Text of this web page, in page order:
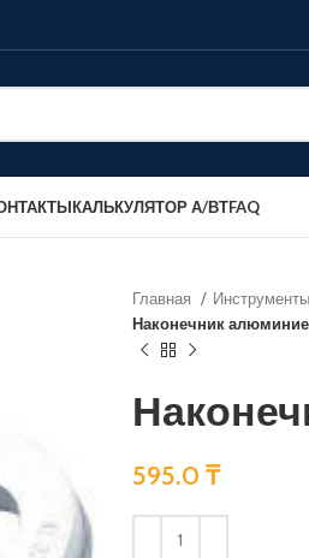
КАЛЬКУЛЯТОР А/ВТFAQ
Главная
Наконечник
595.0 ₸